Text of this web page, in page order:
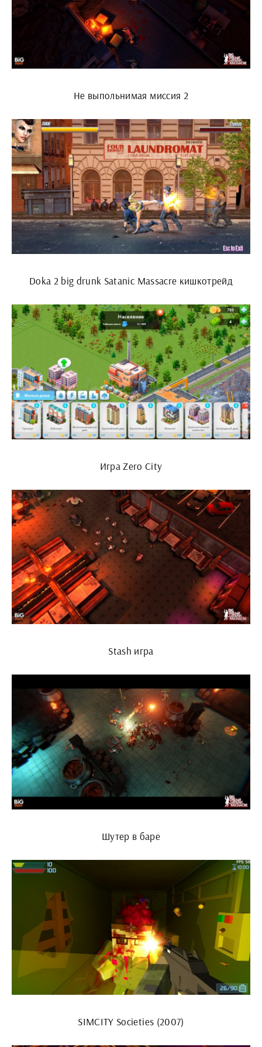
Не выпольнимая миссия 2
Doka 2 big drunk Satanic Massacre кишкотрейд
Игра Zero City
Stash игра
Шутер в баре
SIMCITY Societies (2007)